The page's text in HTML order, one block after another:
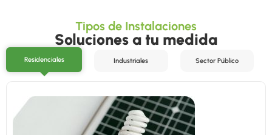
Tipos de Instalaciones
Soluciones a tu medida
Residenciales Industriales Sector Público